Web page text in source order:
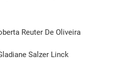
Reuter De Oliveira
Salzer Linck